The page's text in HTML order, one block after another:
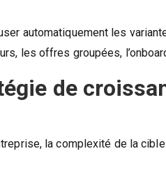
automatiquement les
les offres groupées,
de
la complexité de la